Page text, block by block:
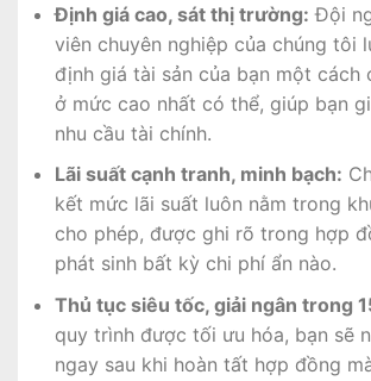
Định giá cao, sát thị trường: Đội
viên chuyên nghiệp của chúng tôi
định giá tài sản của bạn một cách
ở mức cao nhất có thể, giúp bạn
nhu cầu tài chính.
Lãi suất cạnh tranh, minh bạch:
kết mức lãi suất luôn nằm trong
cho phép, được ghi rõ trong hợp
phát sinh bất kỳ chi phí ẩn nào.
Thủ tục siêu tốc, giải ngân trong
quy trình được tối ưu hóa, bạn sẽ
ngay sau khi hoàn tất hợp đồng